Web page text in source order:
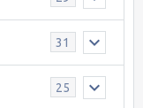
31
25